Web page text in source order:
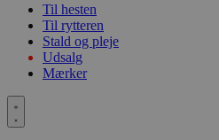
Til hesten
Til rytteren
Stald og pleje
Udsalg
Mærker